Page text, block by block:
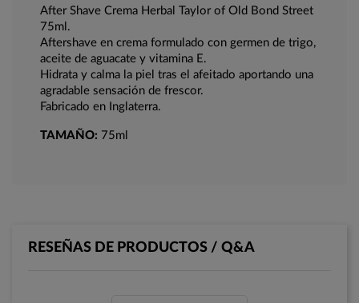
After Shave Crema Herbal Taylor of Old Bond Street
75ml.
Aftershave en crema formulado con germen de trigo,
aceite de aguacate y vitamina E.
Hidrata y calma la piel tras el afeitado aportando una
agradable sensación de frescor.
Fabricado en Inglaterra.
TAMAÑO: 75ml
RESEÑAS DE PRODUCTOS / Q&A